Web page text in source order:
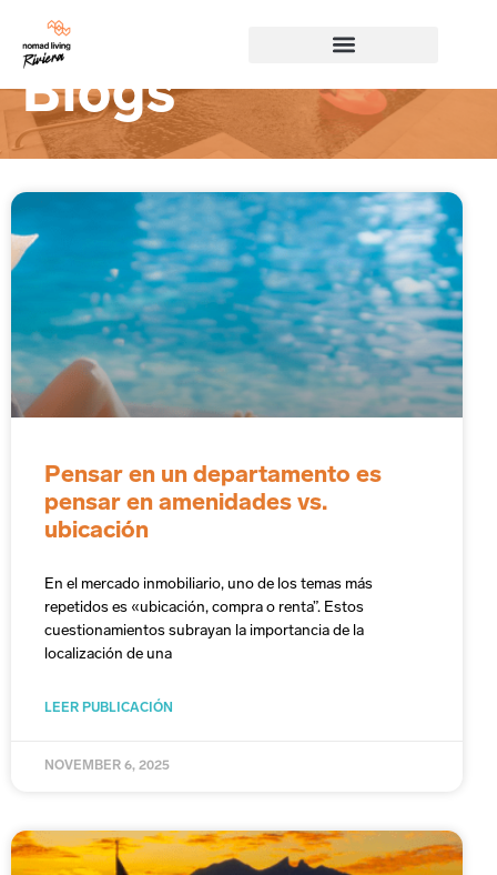
Blogs
Pensar en un departamento es
pensar en amenidades vs.
ubicación
En el mercado inmobiliario, uno de los temas más
repetidos es «ubicación, compra o renta”. Estos
cuestionamientos subrayan la importancia de la
localización de una
LEER PUBLICACIÓN
NOVEMBER 6, 2025